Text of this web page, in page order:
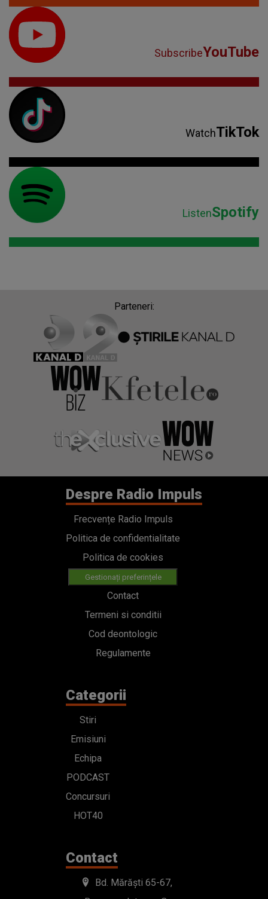
SubscribeYouTube
WatchTikTok
ListenSpotify
Parteneri:
Despre Radio Impuls
Frecvențe Radio Impuls
Politica de confidentialitate
Politica de cookies
Gestionați preferințele
Contact
Termeni si conditii
Cod deontologic
Regulamente
Categorii
Stiri
Emisiuni
Echipa
PODCAST
Concursuri
HOT40
Contact
Bd. Mărăști 65-67,